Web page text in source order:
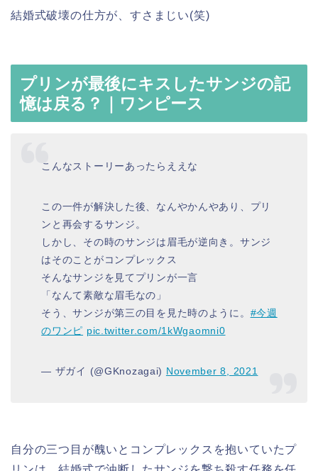
結婚式破壊の仕方が、すさまじい(笑)
プリンが最後にキスしたサンジの記
憶は戻る？｜ワンピース
こんなストーリーあったらええな
この一件が解決した後、なんやかんやあり、プリ
ンと再会するサンジ。
しかし、その時のサンジは眉毛が逆向き。サンジ
はそのことがコンプレックス
そんなサンジを見てプリンが一言
「なんて素敵な眉毛なの」
そう、サンジが第三の目を見た時のように。 #今週
のワンピ pic.twitter.com/1kWgaomni0
— ザガイ (@GKnozagai) November 8, 2021
自分の三つ目が醜いとコンプレックスを抱いていたプ